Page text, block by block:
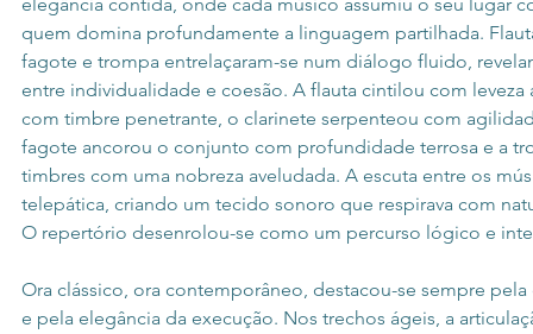
quem domina profundamente a linguagem partilhada.
fagote e trompa entrelaçaram-se num diálogo fluido,
entre individualidade e coesão. A flauta cintilou com
com timbre penetrante, o clarinete serpenteou com
fagote ancorou o conjunto com profundidade terrosa e a
timbres com uma nobreza aveludada. A escuta entre os
telepática, criando um tecido sonoro que respirava com
O repertório desenrolou-se como um percurso lógico e
Ora clássico, ora contemporâneo, destacou-se sempre
e pela elegância da execução. Nos trechos ágeis, a